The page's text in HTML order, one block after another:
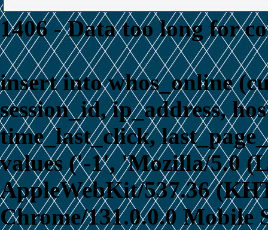
1406 - Data too long for
insert into whos_online
session_id, ip_address,
time_last_click,
values ('-1', 'Mozilla/5.0
AppleWebKit/537.36
Chrome/131.0.0.0 Mobile